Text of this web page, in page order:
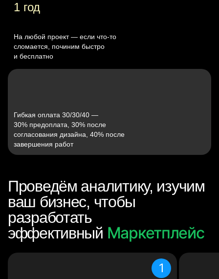
1 год
На любой проект — если что‑то
сломается, починим быстро
и бесплатно
Гибкая оплата 30/30/40 —
30% предоплата, 30% после
согласования дизайна, 40% после
завершения работ
Проведём аналитику, изучим
ваш бизнес, чтобы
разработать
эффективный Маркетплейс
1